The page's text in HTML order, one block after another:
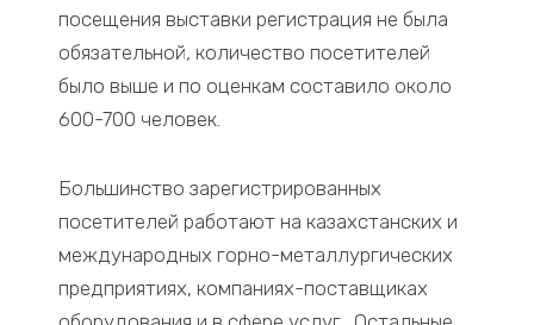
посещения выставки регистрация не была
обязательной, количество посетителей
было выше и по оценкам составило около
600-700 человек.
Большинство зарегистрированных
посетителей работают на казахстанских и
международных горно-металлургических
предприятиях, компаниях-поставщиках